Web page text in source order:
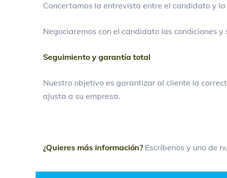
Concertamos la entrevista entre el candidato y
Negociaremos con el candidato las condiciones
Seguimiento y garantía total
Nuestro objetivo es garantizar al cliente la
ajusta a su empresa.
¿Quieres más información?Escríbenos y uno de